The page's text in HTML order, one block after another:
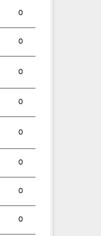
0
0
0
0
0
0
0
0